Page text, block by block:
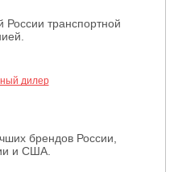
России транспортной
брендов России,
и США.